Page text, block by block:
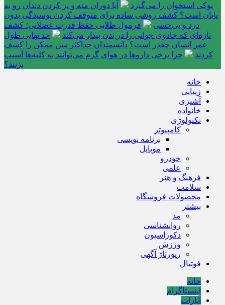
پوکی استخوان را می‌گیرد
آیا دوران مته و پر کردن دندان رو به
پایان است؟ کشف روشی ساده برای متوقف کردن پوسیدگی بدون
درد و بی‌حسی
فرمول طلایی حفظ قدرت عضلانی؛ کشف
تازه‌ای که جادوی جوانی را در بدن بیدار می‌کند
حد نهایی طول
عمر انسان چقدر است؟ دانشمندان حداکثر سن ممکن را کشف
کردند
چرا برخی داروها در هوای گرم می‌توانند به کلیه‌ها آسیب
بزنند؟
خانه
زیبایی
آشپزی
خانواده
تکنولوژی
کامپیوتر
برنامه نویسی
موبایل
خودرو
علمی
فرهنگ و هنر
سلامت
محصولات فروشگاه
بیشتر
مد
روانشناسی
دکوراسیون
ورزش
رپورتاژ آگهی
فوتبال
خانه
اینستاگرام
آپارات